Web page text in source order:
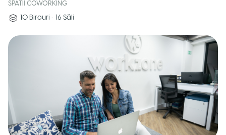
SPATII COWORKING
10 Birouri • 16 Săli